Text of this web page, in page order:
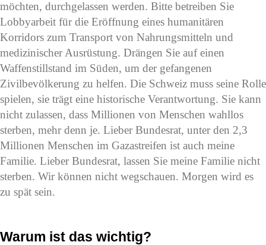
möchten, durchgelassen werden. Bitte betreiben Sie
Lobbyarbeit für die Eröffnung eines humanitären
Korridors zum Transport von Nahrungsmitteln und
medizinischer Ausrüstung. Drängen Sie auf einen
Waffenstillstand im Süden, um der gefangenen
Zivilbevölkerung zu helfen. Die Schweiz muss seine Rolle
spielen, sie trägt eine historische Verantwortung. Sie kann
nicht zulassen, dass Millionen von Menschen wahllos
sterben, mehr denn je. Lieber Bundesrat, unter den 2,3
Millionen Menschen im Gazastreifen ist auch meine
Familie. Lieber Bundesrat, lassen Sie meine Familie nicht
sterben. Wir können nicht wegschauen. Morgen wird es
zu spät sein.
Warum ist das wichtig?